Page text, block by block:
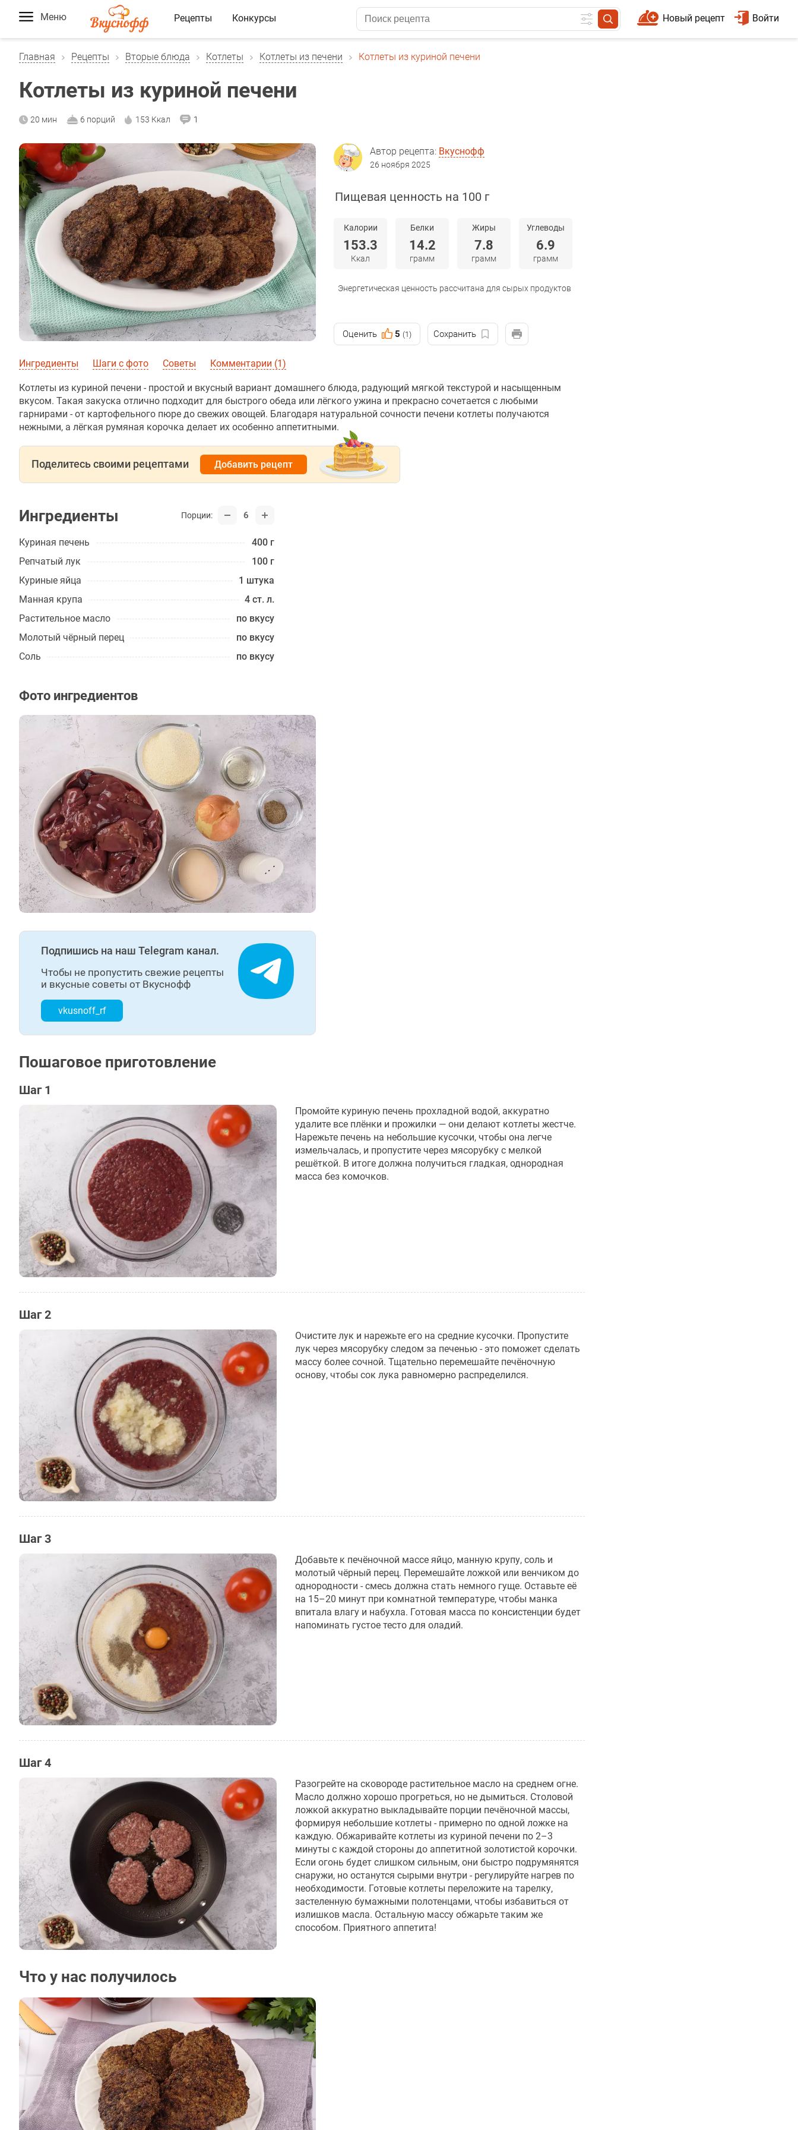
Меню Рецепты Конкурсы Войти
Новый рецепт
Главная Рецепты Вторые блюда Котлеты Котлеты из печени Котлеты из куриной печени
Котлеты из куриной печени
20 мин 6 порций 153 Ккал 1
Автор рецепта: Вкуснофф
26 ноября 2025
Пищевая ценность на 100 г
Калории
153.3
Ккал
Белки
14.2
грамм
Жиры
7.8
грамм
Углеводы
6.9
грамм
Энергетическая ценность рассчитана для сырых продуктов
Оценить 5 (1) Сохранить
Ингредиенты Шаги с фото Советы Комментарии (1)
Котлеты из куриной печени - простой и вкусный вариант домашнего блюда, радующий мягкой текстурой и насыщенным
вкусом. Такая закуска отлично подходит для быстрого обеда или лёгкого ужина и прекрасно сочетается с любыми
гарнирами - от картофельного пюре до свежих овощей. Благодаря натуральной сочности печени котлеты получаются
нежными, а лёгкая румяная корочка делает их особенно аппетитными.
Поделитесь своими рецептами Добавить рецепт
Ингредиенты Порции: 6
Куриная печень
400 г
Репчатый лук
100 г
Куриные яйца
1 штука
Манная крупа
4 ст. л.
Растительное масло
по вкусу
Молотый чёрный перец
по вкусу
Соль
по вкусу
Фото ингредиентов
Подпишись на наш Telegram канал.
Чтобы не пропустить свежие рецепты
и вкусные советы от Вкуснофф
vkusnoff_rf
Пошаговое приготовление
Шаг 1
Промойте куриную печень прохладной водой, аккуратно
удалите все плёнки и прожилки — они делают котлеты жестче.
Нарежьте печень на небольшие кусочки, чтобы она легче
измельчалась, и пропустите через мясорубку с мелкой
решёткой. В итоге должна получиться гладкая, однородная
масса без комочков.
Шаг 2
Очистите лук и нарежьте его на средние кусочки. Пропустите
лук через мясорубку следом за печенью - это поможет сделать
массу более сочной. Тщательно перемешайте печёночную
основу, чтобы сок лука равномерно распределился.
Шаг 3
Добавьте к печёночной массе яйцо, манную крупу, соль и
молотый чёрный перец. Перемешайте ложкой или венчиком до
однородности - смесь должна стать немного гуще. Оставьте её
на 15–20 минут при комнатной температуре, чтобы манка
впитала влагу и набухла. Готовая масса по консистенции будет
напоминать густое тесто для оладий.
Шаг 4
Разогрейте на сковороде растительное масло на среднем огне.
Масло должно хорошо прогреться, но не дымиться. Столовой
ложкой аккуратно выкладывайте порции печёночной массы,
формируя небольшие котлеты - примерно по одной ложке на
каждую. Обжаривайте котлеты из куриной печени по 2–3
минуты с каждой стороны до аппетитной золотистой корочки.
Если огонь будет слишком сильным, они быстро подрумянятся
снаружи, но останутся сырыми внутри - регулируйте нагрев по
необходимости. Готовые котлеты переложите на тарелку,
застеленную бумажными полотенцами, чтобы избавиться от
излишков масла. Остальную массу обжарьте таким же
способом. Приятного аппетита!
Что у нас получилось